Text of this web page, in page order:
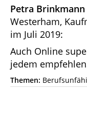
Petra Brinkmann
Westerham,
im Juli 2019:
Auch Online
jedem
Themen: